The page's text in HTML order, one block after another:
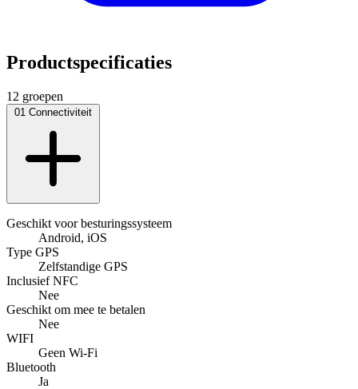
Productspecificaties
12 groepen
01 Connectiviteit
Geschikt voor besturingssysteem
Android, iOS
Type GPS
Zelfstandige GPS
Inclusief NFC
Nee
Geschikt om mee te betalen
Nee
WIFI
Geen Wi-Fi
Bluetooth
Ja